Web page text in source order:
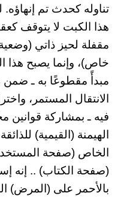
تناوله كحدث تم
هذا الكبت لا يتوقف
مقفلة لحيز ذاتي
خاص)، وإنما يصبح هذا
مبدأً مقطوعًا به ـ ضمن
الانتقال المستمر،
فيه ـ بمشاركة قوانين
الهيمنة (القيمية)
الخاص (صفحة
(صفحة الكتاب) .. إنه
بالأحمر على (المرض)